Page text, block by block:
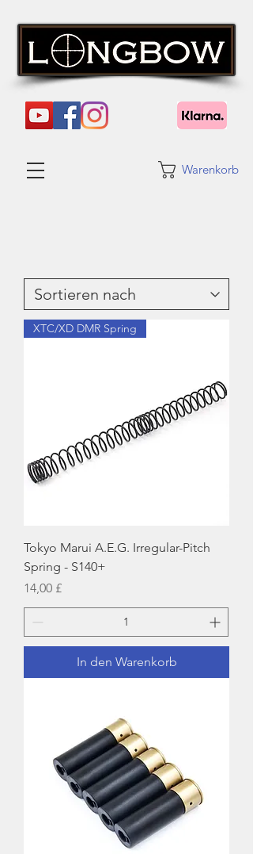
Warenkorb
XTC/XD DMR Spring
Tokyo Marui A.E.G. Irregular-Pitch
Spring - S140+
Preis
14,00 £
In den Warenkorb